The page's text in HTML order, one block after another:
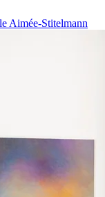
Aimée-Stitelmann